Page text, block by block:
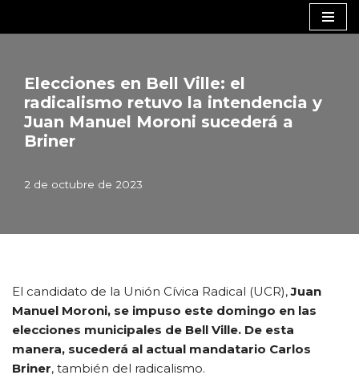
contenido
Elecciones en Bell Ville: el
radicalismo retuvo la intendencia y
Juan Manuel Moroni sucederá a
Briner
2 de octubre de 2023
El candidato de la Unión Cívica Radical (UCR),Juan
Manuel Moroni, se impuso este domingo en las
elecciones municipales de Bell Ville. De esta
manera, sucederá al actual mandatario Carlos
Briner, también del radicalismo.